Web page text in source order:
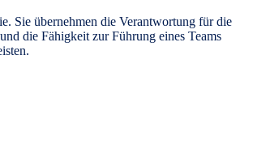
Sie übernehmen die Verantwortung für die
die Fähigkeit zur Führung eines Teams